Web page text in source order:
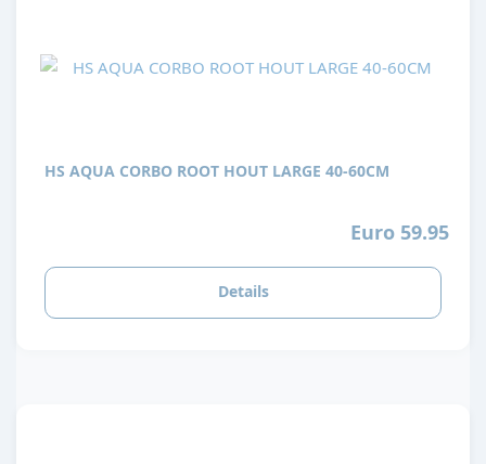
HS AQUA CORBO ROOT HOUT LARGE 40-60CM
Euro 59.95
Details